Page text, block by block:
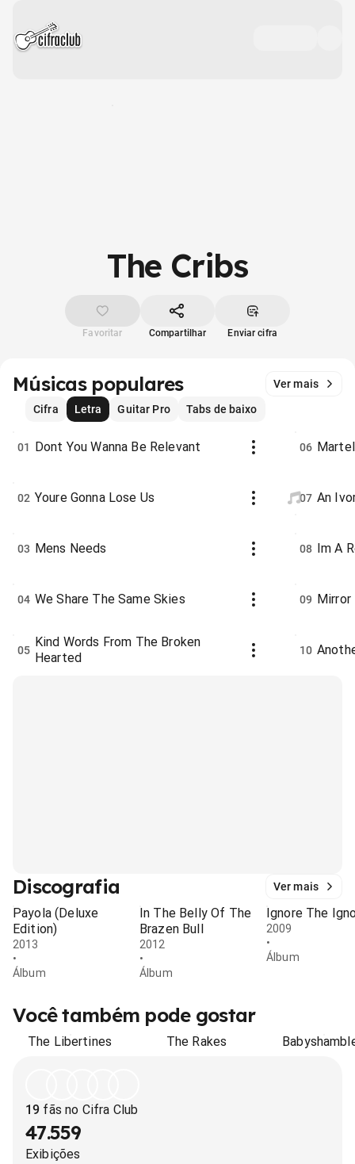
The Cribs
Favoritar Compartilhar Enviar cifra
Músicas populares
Ver mais
Cifra
Letra Guitar Pro Tabs de baixo
01 Dont You Wanna Be Relevant
02 Youre Gonna Lose Us
03 Mens Needs
04 We Share The Same Skies
05
Kind Words From The Broken
Hearted
06
07 An
08 Im A
09 Mirror
10
Discografia Ver mais
Payola (Deluxe
Edition)
2013
•
Álbum
In The Belly Of The
Brazen Bull
2012
•
Álbum
Ignore The
2009
•
Álbum
Você também pode gostar
The Libertines The Rakes
19 fãs no Cifra Club
47.559
Exibições